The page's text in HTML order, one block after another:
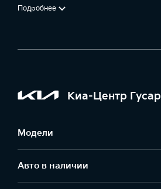
Подробнее
Киа-Центр Гусар
Модели
Авто в наличии